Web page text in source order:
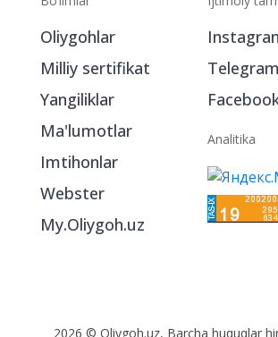
Oliygohlar
Milliy sertifikat
Yangiliklar
Ma'lumotlar
Imtihonlar
Webster
My.Oliygoh.uz
Telegram
Analitika
2026 © Oliygoh.uz, Barcha huquqlar